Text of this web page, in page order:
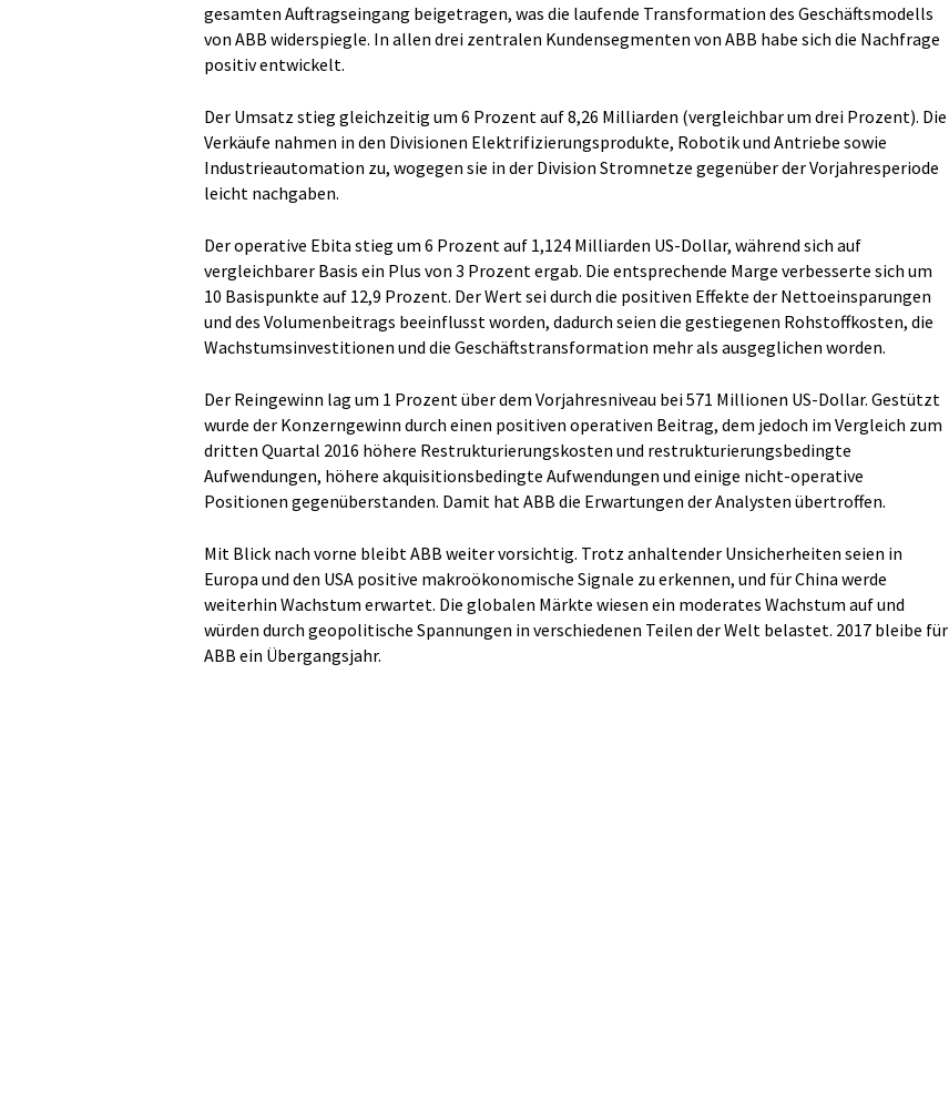
gesamten Auftragseingang beigetragen, was die laufende Transformation des Geschäftsmodells
von ABB widerspiegle. In allen drei zentralen Kundensegmenten von ABB habe sich die Nachfrage
positiv entwickelt.
Der Umsatz stieg gleichzeitig um 6 Prozent auf 8,26 Milliarden (vergleichbar um drei Prozent). Die
Verkäufe nahmen in den Divisionen Elektrifizierungsprodukte, Robotik und Antriebe sowie
Industrieautomation zu, wogegen sie in der Division Stromnetze gegenüber der Vorjahresperiode
leicht nachgaben.
Der operative Ebita stieg um 6 Prozent auf 1,124 Milliarden US-Dollar, während sich auf
vergleichbarer Basis ein Plus von 3 Prozent ergab. Die entsprechende Marge verbesserte sich um
10 Basispunkte auf 12,9 Prozent. Der Wert sei durch die positiven Effekte der Nettoeinsparungen
und des Volumenbeitrags beeinflusst worden, dadurch seien die gestiegenen Rohstoffkosten, die
Wachstumsinvestitionen und die Geschäftstransformation mehr als ausgeglichen worden.
Der Reingewinn lag um 1 Prozent über dem Vorjahresniveau bei 571 Millionen US-Dollar. Gestützt
wurde der Konzerngewinn durch einen positiven operativen Beitrag, dem jedoch im Vergleich zum
dritten Quartal 2016 höhere Restrukturierungskosten und restrukturierungsbedingte
Aufwendungen, höhere akquisitionsbedingte Aufwendungen und einige nicht-operative
Positionen gegenüberstanden. Damit hat ABB die Erwartungen der Analysten übertroffen.
Mit Blick nach vorne bleibt ABB weiter vorsichtig. Trotz anhaltender Unsicherheiten seien in
Europa und den USA positive makroökonomische Signale zu erkennen, und für China werde
weiterhin Wachstum erwartet. Die globalen Märkte wiesen ein moderates Wachstum auf und
würden durch geopolitische Spannungen in verschiedenen Teilen der Welt belastet. 2017 bleibe für
ABB ein Übergangsjahr.